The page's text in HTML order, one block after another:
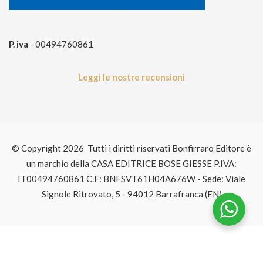
P. iva - 00494760861
Leggi le nostre recensioni
© Copyright 2026 Tutti i diritti riservati Bonfirraro Editore è
un marchio della CASA EDITRICE BOSE GIESSE P.IVA:
IT00494760861 C.F: BNFSVT61H04A676W - Sede: Viale
Signole Ritrovato, 5 - 94012 Barrafranca (EN)